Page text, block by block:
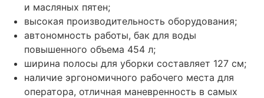
и масляных пятен;
высокая производительность оборудования;
автономность работы, бак для воды
повышенного объема 454 л;
ширина полосы для уборки составляет 127 см;
наличие эргономичного рабочего места для
оператора, отличная маневренность в самых